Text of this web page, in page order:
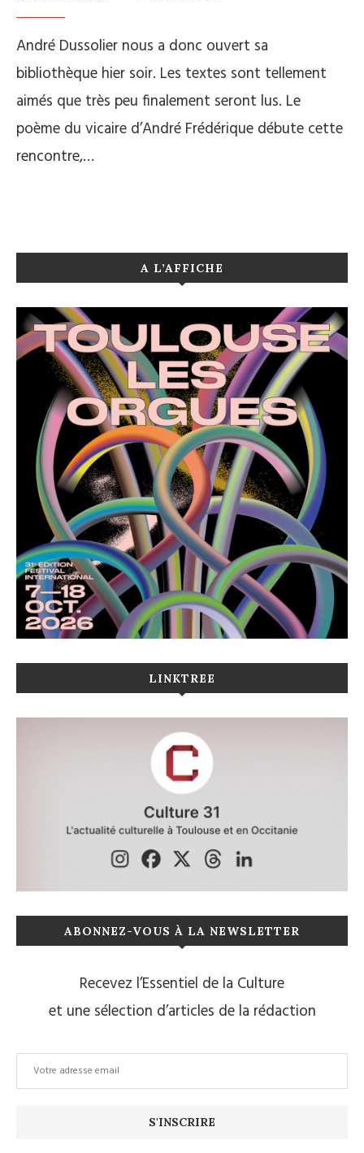
André Dussolier nous a donc ouvert sa
bibliothèque hier soir. Les textes sont tellement
aimés que très peu finalement seront lus. Le
poème du vicaire d’André Frédérique débute cette
rencontre,…
A L’AFFICHE
LINKTREE
ABONNEZ-VOUS À LA NEWSLETTER
Recevez l’Essentiel de la Culture
et une sélection d’articles de la rédaction